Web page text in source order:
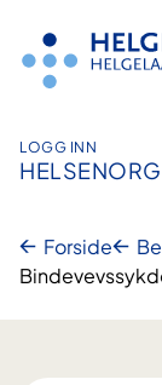
innhold
LOGG INN
Forside